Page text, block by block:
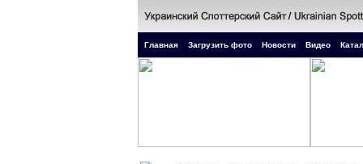
Главная Загрузить фото Новости Видео